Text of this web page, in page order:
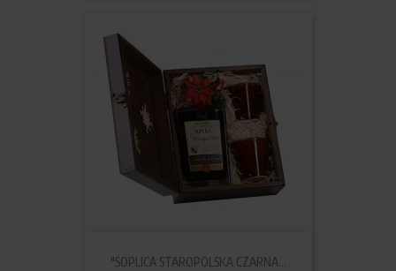
"SOPLICA STAROPOLSKA CZARNA...